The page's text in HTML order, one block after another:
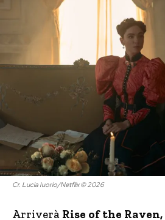
Cr. Lucia Iuorio/Netflix © 2026
Arriverà Rise of the Raven,